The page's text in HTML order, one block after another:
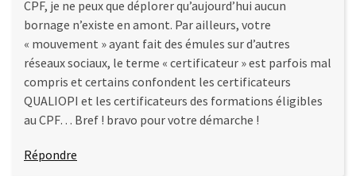
CPF, je ne peux que déplorer qu’aujourd’hui aucun
bornage n’existe en amont. Par ailleurs, votre
« mouvement » ayant fait des émules sur d’autres
réseaux sociaux, le terme « certificateur » est parfois mal
compris et certains confondent les certificateurs
QUALIOPI et les certificateurs des formations éligibles
au CPF… Bref ! bravo pour votre démarche !
Répondre